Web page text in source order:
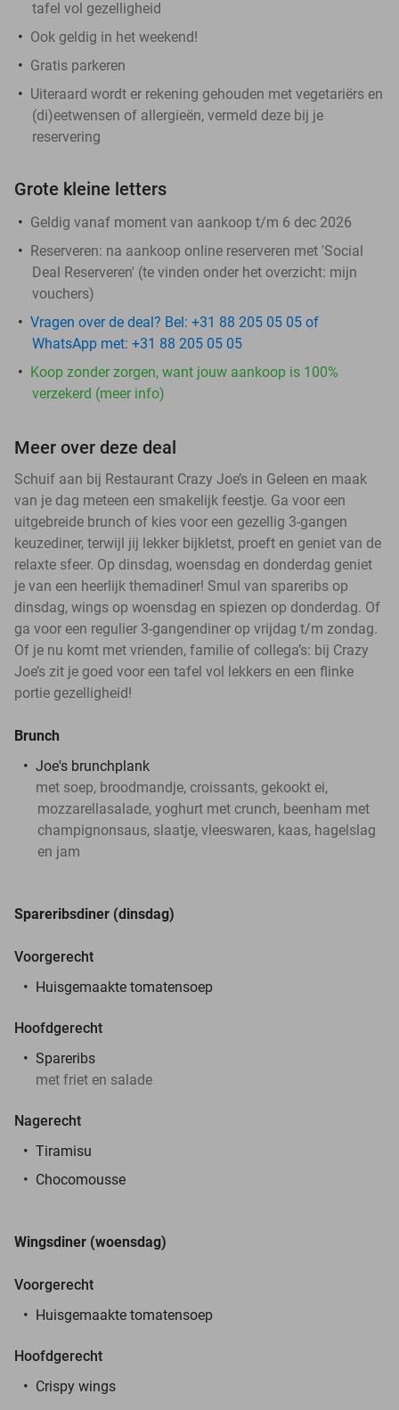
tafel vol gezelligheid
Ook geldig in het weekend!
Gratis parkeren
Uiteraard wordt er rekening gehouden met vegetariërs en
(di)eetwensen of allergieën, vermeld deze bij je
reservering
Grote kleine letters
Geldig vanaf moment van aankoop t/m 6 dec 2026
Reserveren: na aankoop online reserveren met 'Social
Deal Reserveren' (te vinden onder het overzicht: mijn
vouchers)
Vragen over de deal? Bel: +31 88 205 05 05 of
WhatsApp met: +31 88 205 05 05
Koop zonder zorgen, want jouw aankoop is 100%
verzekerd (meer info)
Meer over deze deal
Schuif aan bij Restaurant Crazy Joe’s in Geleen en maak
van je dag meteen een smakelijk feestje. Ga voor een
uitgebreide brunch of kies voor een gezellig 3-gangen
keuzediner, terwijl jij lekker bijkletst, proeft en geniet van de
relaxte sfeer. Op dinsdag, woensdag en donderdag geniet
je van een heerlijk themadiner! Smul van spareribs op
dinsdag, wings op woensdag en spiezen op donderdag. Of
ga voor een regulier 3-gangendiner op vrijdag t/m zondag.
Of je nu komt met vrienden, familie of collega’s: bij Crazy
Joe’s zit je goed voor een tafel vol lekkers en een flinke
portie gezelligheid!
Brunch
Joe's brunchplank
met soep, broodmandje, croissants, gekookt ei,
mozzarellasalade, yoghurt met crunch, beenham met
champignonsaus, slaatje, vleeswaren, kaas, hagelslag
en jam
Spareribsdiner (dinsdag)
Voorgerecht
Huisgemaakte tomatensoep
Hoofdgerecht
Spareribs
met friet en salade
Nagerecht
Tiramisu
Chocomousse
Wingsdiner (woensdag)
Voorgerecht
Huisgemaakte tomatensoep
Hoofdgerecht
Crispy wings